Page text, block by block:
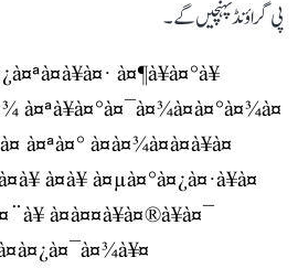
پی گراؤنڈ پہنچیں گے۔
à¤¶à¥à¤°à¥
à¤ªà¥à¤°à¤¯à¤¾à¤à¤°à¤¾à¤
à¤ªà¤° à¤à¤¾à¤à¤à¥à¤
à¤à¥ à¤µà¤°à¤¿à¤·à¥à¤
à¤à¤¤à¥à¤®à¥à¤¯